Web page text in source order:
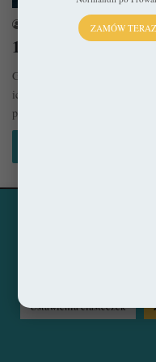
30 maja 2024
10 najpiękniejszych
Górskie pejzaże Czarnogóry
ich podnóży koi wszelkie
połączeniu…
© Copyright 2014 -
Ta strona korzysta z
najwyższym poziomie.
zgadzasz się na użycie
przejść do "Ustawień
Ustawienia ciasteczek
ZAMÓW TERAZ